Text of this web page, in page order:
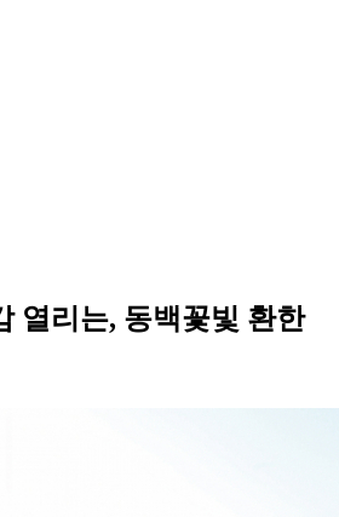
열리는, 동백꽃빛 환한